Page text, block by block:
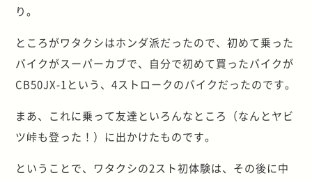
り。
ところがワタクシはホンダ派だったので、初めて乗った
バイクがスーパーカブで、自分で初めて買ったバイクが
CB50JX-1という、4ストロークのバイクだったのです。
まあ、これに乗って友達といろんなところ（なんとヤビ
ツ峠も登った！）に出かけたものです。
ということで、ワタクシの2スト初体験は、その後に中